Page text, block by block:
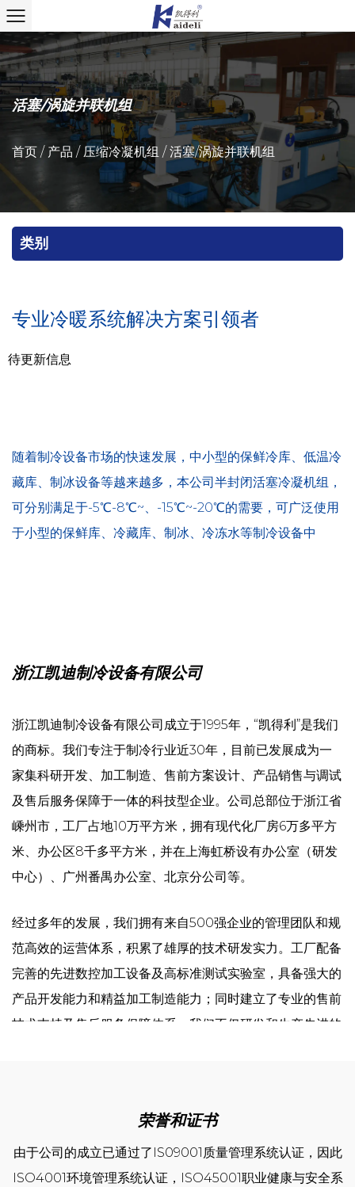
活塞/涡旋并联机组
首页 / 产品 / 压缩冷凝机组 / 活塞/涡旋并联机组
类别
专业冷暖系统解决方案引领者
待更新信息
随着制冷设备市场的快速发展，中小型的保鲜冷库、低温冷
藏库、制冰设备等越来越多，本公司半封闭活塞冷凝机组，
可分别满足于-5℃-8℃~、-15℃~-20℃的需要，可广泛使用
于小型的保鲜库、冷藏库、制冰、冷冻水等制冷设备中
浙江凯迪制冷设备有限公司
浙江凯迪制冷设备有限公司成立于1995年，“凯得利”是我们
的商标。我们专注于制冷行业近30年，目前已发展成为一
家集科研开发、加工制造、售前方案设计、产品销售与调试
及售后服务保障于一体的科技型企业。公司总部位于浙江省
嵊州市，工厂占地10万平方米，拥有现代化厂房6万多平方
米、办公区8千多平方米，并在上海虹桥设有办公室（研发
中心）、广州番禺办公室、北京分公司等。
经过多年的发展，我们拥有来自500强企业的管理团队和规
范高效的运营体系，积累了雄厚的技术研发实力。工厂配备
完善的先进数控加工设备及高标准测试实验室，具备强大的
产品开发能力和精益加工制造能力；同时建立了专业的售前
技术支持及售后服务保障体系。我们不仅研发和生产先进的
公司成立以来，先后通过了ISO9001质量管理体系认证、
ISO14001环境管理体系认证、ISO45001职业健康安全管
理体系认证；取得了工业产品生产许可证和中华人民共和国
荣誉和证书
由于公司的成立已通过了IS09001质量管理系统认证，因此
ISO4001环境管理系统认证，ISO45001职业健康与安全系